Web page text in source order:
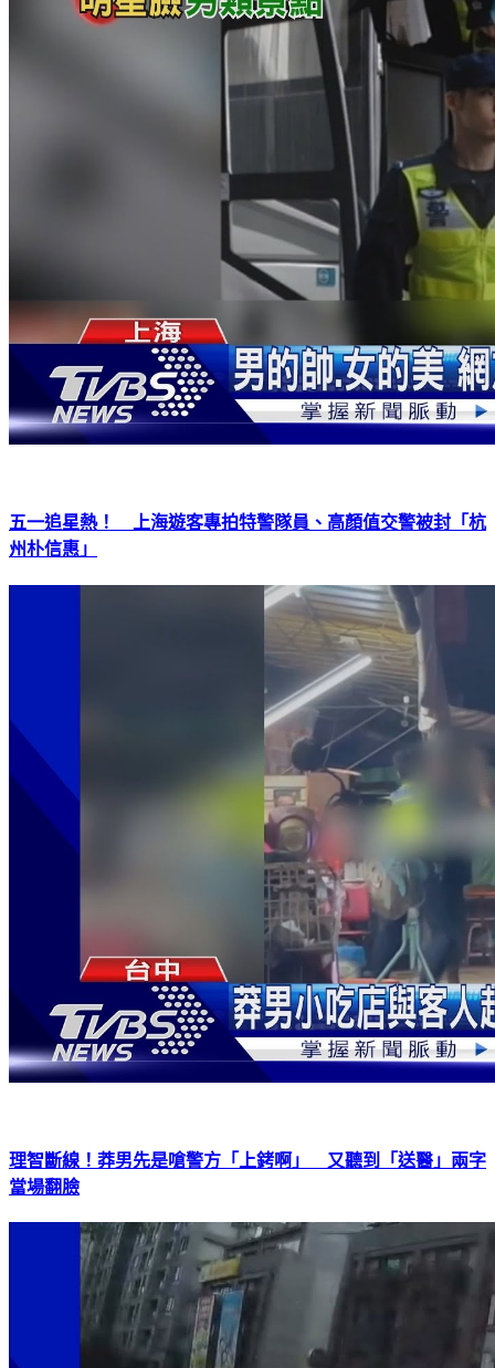
五一追星熱！ 上海遊客專拍特警隊員、高顏值交警被封「杭
州朴信惠」
理智斷線！莽男先是嗆警方「上銬啊」 又聽到「送醫」兩字
當場翻臉